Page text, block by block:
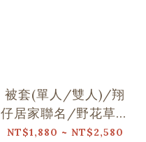
被套(單人/雙人)/翔
仔居家聯名/野花草與
蝴蝶
NT$1,880 ~ NT$2,580